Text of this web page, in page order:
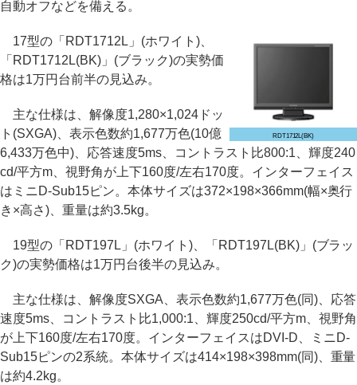
自動オフなどを備える。
RDT1712L(BK)
17型の「RDT1712L」(ホワイト)、
「RDT1712L(BK)」(ブラック)の実勢価
格は1万円台前半の見込み。
主な仕様は、解像度1,280×1,024ドッ
ト(SXGA)、表示色数約1,677万色(10億
6,433万色中)、応答速度5ms、コントラスト比800:1、輝度240
cd/平方m、視野角が上下160度/左右170度。インターフェイス
はミニD-Sub15ピン。本体サイズは372×198×366mm(幅×奥行
き×高さ)、重量は約3.5kg。
19型の「RDT197L」(ホワイト)、「RDT197L(BK)」(ブラッ
ク)の実勢価格は1万円台後半の見込み。
主な仕様は、解像度SXGA、表示色数約1,677万色(同)、応答
速度5ms、コントラスト比1,000:1、輝度250cd/平方m、視野角
が上下160度/左右170度。インターフェイスはDVI-D、ミニD-
Sub15ピンの2系統。本体サイズは414×198×398mm(同)、重量
は約4.2kg。